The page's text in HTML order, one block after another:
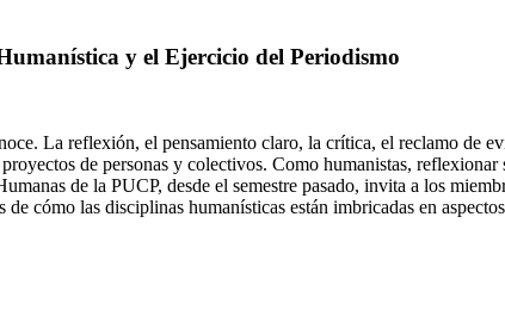
y el Ejercicio del Periodismo
La reflexión, el pensamiento claro, la crítica, el reclamo de
de personas y colectivos. Como humanistas,
de la PUCP, desde el semestre pasado, invita a los
cómo las disciplinas humanísticas están imbricadas en